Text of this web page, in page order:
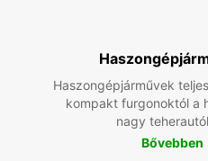
Haszongépjárművek
kompakt furgonoktól a
nagy
Bővebben